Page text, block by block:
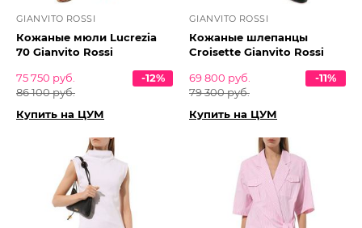
GIANVITO ROSSI
Кожаные мюли Lucrezia
70 Gianvito Rossi
75 750 руб.
86 100 руб.
-12%
Купить на ЦУМ
GIANVITO ROSSI
Кожаные шлепанцы
Croisette Gianvito Rossi
69 800 руб.
79 300 руб.
-11%
Купить на ЦУМ